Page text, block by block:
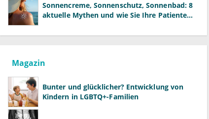
Sonnencreme, Sonnenschutz, Sonnenbad: 8
aktuelle Mythen und wie Sie Ihre Patienten
Magazin
Bunter und glücklicher? Entwicklung von
Kindern in LGBTQ+-Familien